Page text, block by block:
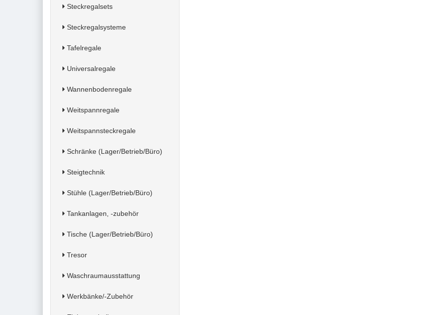
Steckregalsets
Steckregalsysteme
Tafelregale
Universalregale
Wannenbodenregale
Weitspannregale
Weitspannsteckregale
Schränke (Lager/Betrieb/Büro)
Steigtechnik
Stühle (Lager/Betrieb/Büro)
Tankanlagen, -zubehör
Tische (Lager/Betrieb/Büro)
Tresor
Waschraumausstattung
Werkbänke/-Zubehör